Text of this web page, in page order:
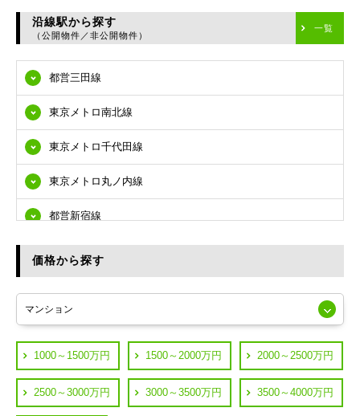
台東区
江東区
品川区
目黒区
大田区
世田谷区
渋谷区
練馬区
葛飾区
横浜市鶴見区
横浜市神奈川区
沿線駅から探す
（公開物件／非公開物件）
一覧
都営三田線
東京メトロ南北線
東京メトロ千代田線
東京メトロ丸ノ内線
都営新宿線
都営浅草線
JR中央線
価格から探す
1000～1500万円 1500～2000万円 2000～2500万円
2500～3000万円 3000～3500万円 3500～4000万円